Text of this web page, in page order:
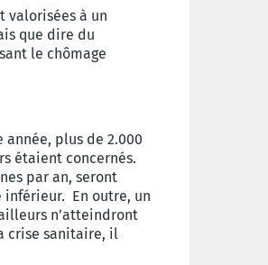
valorisées à un
que dire du
le chômage
plus de 2.000
étaient concernés.
par an, seront
inférieur. En outre, un
n’atteindront
crise sanitaire, il